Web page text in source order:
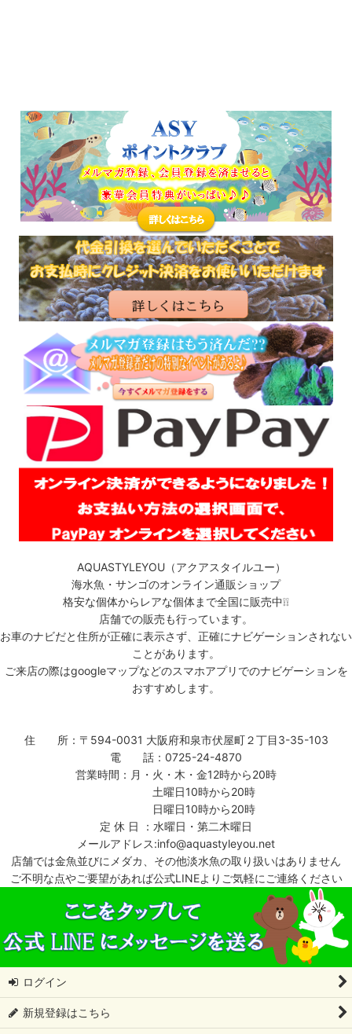
AQUASTYLEYOU（アクアスタイルユー）
海水魚・サンゴのオンライン通販ショップ
格安な個体からレアな個体まで全国に販売中❕❕
店舗での販売も行っています。
お車のナビだと住所が正確に表示さず、正確にナビゲーションされない
ことがあります。
ご来店の際はgoogleマップなどのスマホアプリでのナビゲーションを
おすすめします。
住 所：〒594-0031 大阪府和泉市伏屋町２丁目3-35-103
電 話：0725-24-4870
営業時間：月・火・木・金12時から20時
土曜日10時から20時
日曜日10時から20時
定 休 日 ：水曜日・第二木曜日
メールアドレス:info@aquastyleyou.net
店舗では金魚並びにメダカ、その他淡水魚の取り扱いはありません
ご不明な点やご要望があれば公式LINEよりご気軽にご連絡ください
ログイン
新規登録はこちら